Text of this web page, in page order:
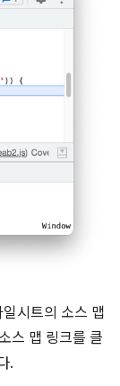
시트의 소스 맵
스 맵 링크를 클
.